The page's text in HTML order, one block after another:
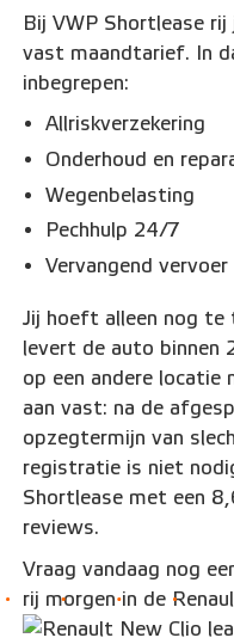
Bij VWP Shortlease
vast maandtarief. In
inbegrepen:
Allriskverzekering
Onderhoud en
Wegenbelasting
Pechhulp 24/7
Vervangend
Jij hoeft alleen nog te
levert de auto binnen
op een andere locatie
aan vast: na de
opzegtermijn van
registratie is niet
Shortlease met een
reviews.
Vraag vandaag nog
rij morgen in de